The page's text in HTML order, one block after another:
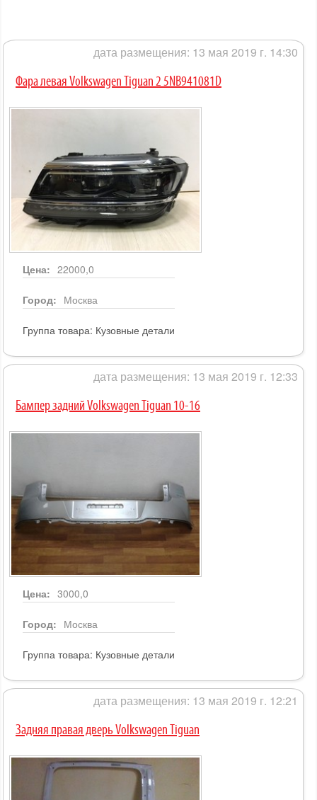
дата размещения: 13 мая 2019 г. 14:30
Фара левая Volkswagen Tiguan 2 5NB941081D
Цена: 22000,0
Город: Москва
Группа товара: Кузовные детали
дата размещения: 13 мая 2019 г. 12:33
Бампер задний Volkswagen Tiguan 10-16
Цена: 3000,0
Город: Москва
Группа товара: Кузовные детали
дата размещения: 13 мая 2019 г. 12:21
Задняя правая дверь Volkswagen Tiguan